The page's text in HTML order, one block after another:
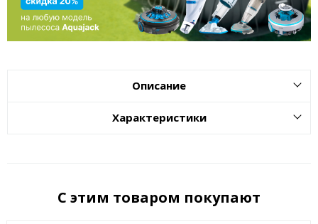
Описание
Характеристики
С этим товаром покупают